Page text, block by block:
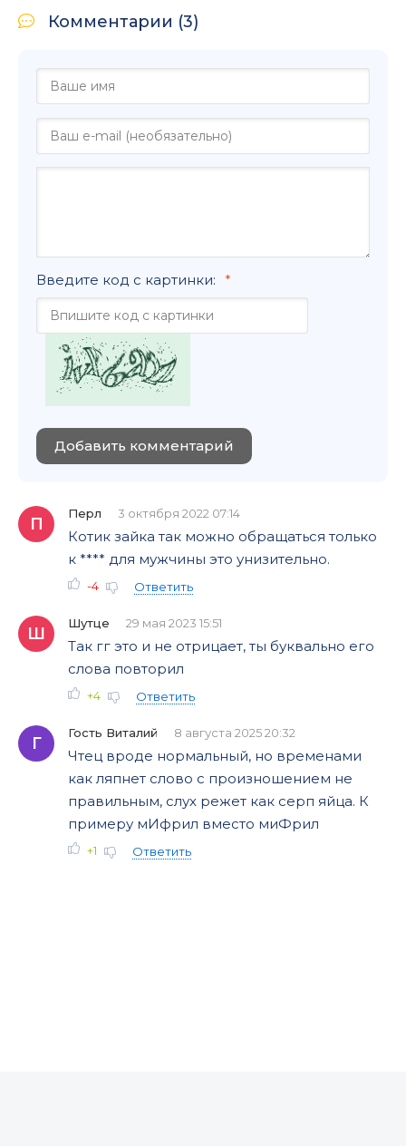
Комментарии (3)
Введите код с картинки:
Добавить комментарий
П
Перл 3 октября 2022 07:14
Котик зайка так можно обращаться только
к **** для мужчины это унизительно.
-4 Ответить
Ш
Шутце 29 мая 2023 15:51
Так гг это и не отрицает, ты буквально его
слова повторил
+4 Ответить
Г
Гость Виталий 8 августа 2025 20:32
Чтец вроде нормальный, но временами
как ляпнет слово с произношением не
правильным, слух режет как серп яйца. К
примеру мИфрил вместо миФрил
+1 Ответить